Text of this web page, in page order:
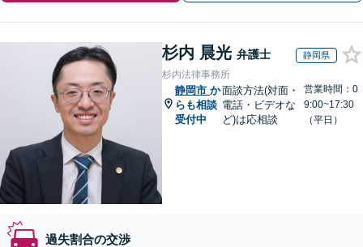
杉内 晨光 弁護士 静岡県
杉内法律事務所
静岡市 か
らも相談
受付中
面談方法(対面・
電話・ビデオな
ど)は応相談
営業時間：0
9:00~17:30
（平日）
過失割合の交渉